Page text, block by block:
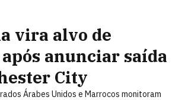
vira alvo de
anunciar saída
City
Árabes Unidos e Marrocos monitoram